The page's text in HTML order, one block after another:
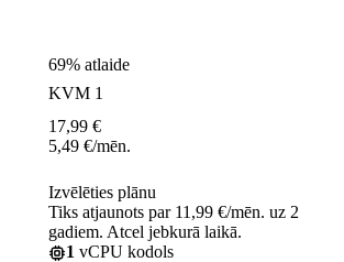
69% atlaide
KVM 1
17,99 €
5,49 €/mēn.
Izvēlēties plānu
Tiks atjaunots par 11,99 €/mēn. uz 2
gadiem. Atcel jebkurā laikā.
1 vCPU kodols